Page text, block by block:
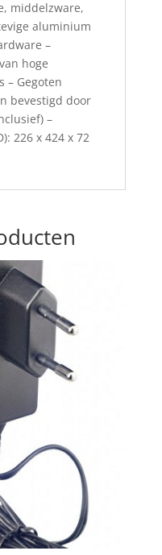
middelzware,
aluminium
–
hoge
– Gegoten
bevestigd door
–
226 x 424 x 72